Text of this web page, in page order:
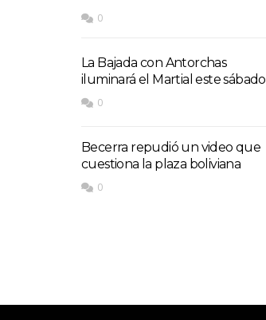
0
La Bajada con Antorchas
iluminará el Martial este sábado
0
Becerra repudió un video que
cuestiona la plaza boliviana
0